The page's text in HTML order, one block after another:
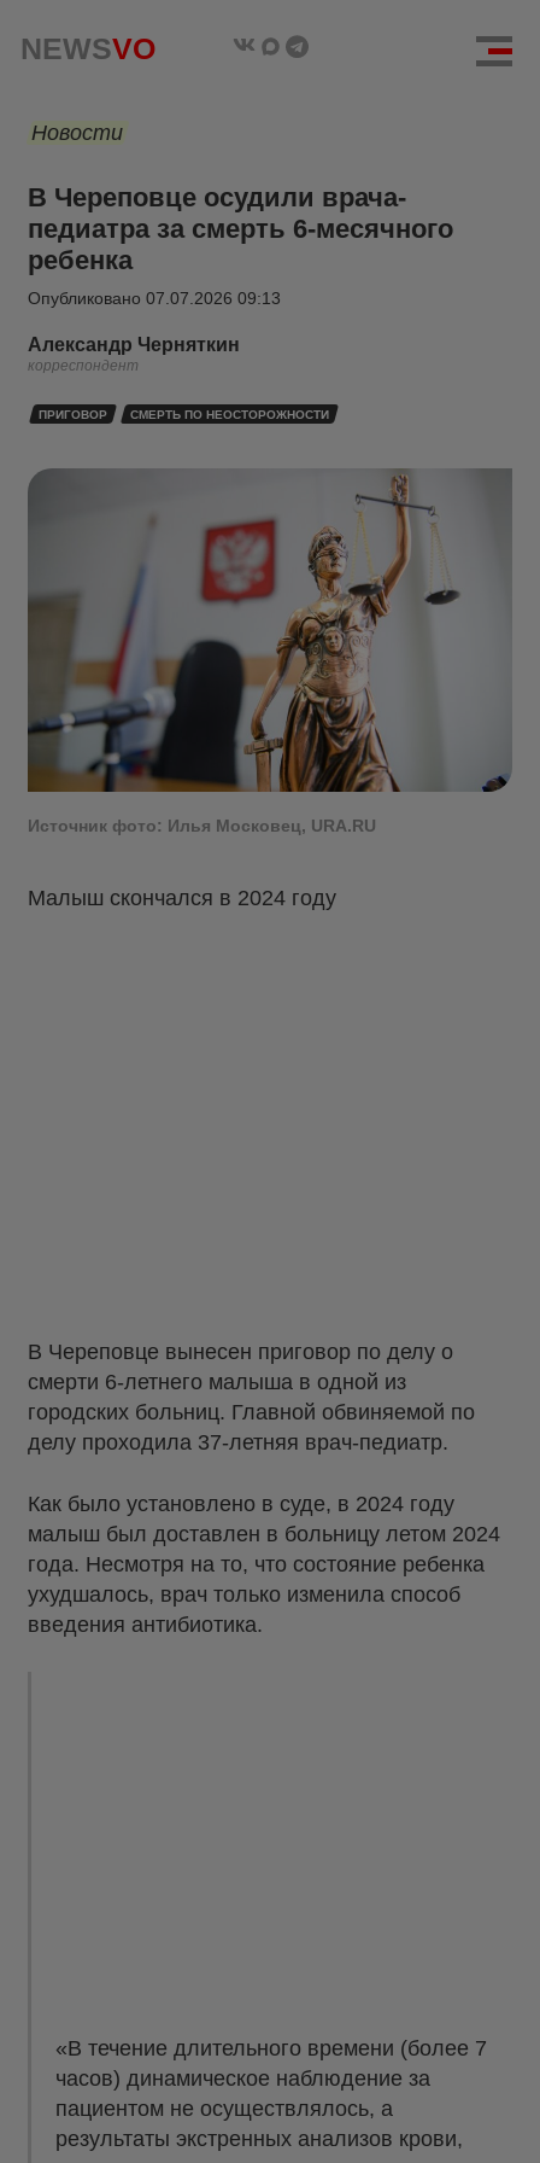
NEWSVO
Новости
В Череповце осудили врача-
педиатра за смерть 6-месячного
ребенка
Опубликовано 07.07.2026 09:13
Александр Черняткин
корреспондент
ПРИГОВОР СМЕРТЬ ПО НЕОСТОРОЖНОСТИ
Источник фото: Илья Московец, URA.RU
Малыш скончался в 2024 году
В Череповце вынесен приговор по делу о
смерти 6-летнего малыша в одной из
городских больниц. Главной обвиняемой по
делу проходила 37-летняя врач-педиатр.
Как было установлено в суде, в 2024 году
малыш был доставлен в больницу летом 2024
года. Несмотря на то, что состояние ребенка
ухудшалось, врач только изменила способ
введения антибиотика.
«В течение длительного времени (более 7
часов) динамическое наблюдение за
пациентом не осуществлялось, а
результаты экстренных анализов крови,